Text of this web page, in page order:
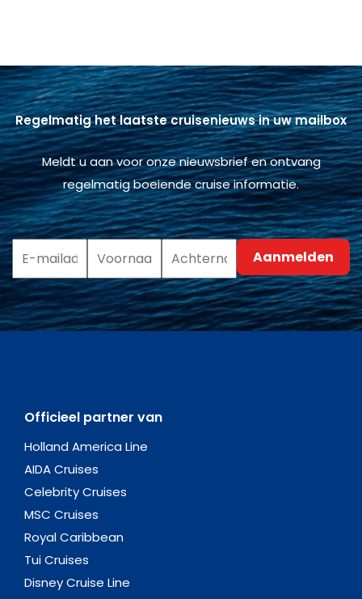
Regelmatig het laatste cruisenieuws in uw mailbox
Meldt u aan voor onze nieuwsbrief en ontvang
regelmatig boeiende cruise informatie.
Officieel partner van
Holland America Line
AIDA Cruises
Celebrity Cruises
MSC Cruises
Royal Caribbean
Tui Cruises
Disney Cruise Line